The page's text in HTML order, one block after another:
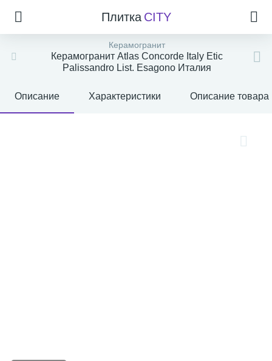
Плитка CITY
Керамогранит
Керамогранит Atlas Concorde Italy Etic
Palissandro List. Esagono Италия
Описание Характеристики Описание товара